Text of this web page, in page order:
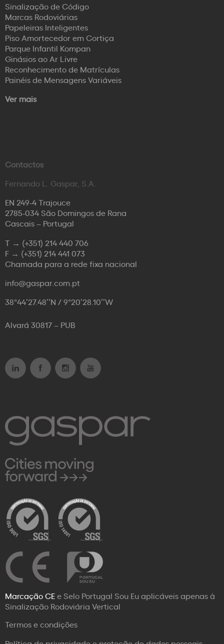
Sinalização de Código
Marcas Rodoviárias
Papeleiras Inteligentes
Piso Amortecedor em Cortiça
Parque Infantil Kompan
Ginásios ao Ar Livre
Reconhecimento de Matrículas
Painéis de Mensagens Variáveis
Ver mais
Contactos
Fernando L. Gaspar, S.A.
EN 249-4 Trajouce
2785-034 São Domingos de Rana
Cascais – Portugal
T → (+351) 214 440 706
F → (+351) 214 441 073
Chamada para a rede fixa nacional
info@gaspar.com.pt
38°44’27.48’’N / 9°20’28.10’’W
Alvará 30817 – PUB
Marcação CEe Selo Portugal Sou Eu aplicáveis apenas à
Sinalização Rodoviária Vertical
Termos e condições